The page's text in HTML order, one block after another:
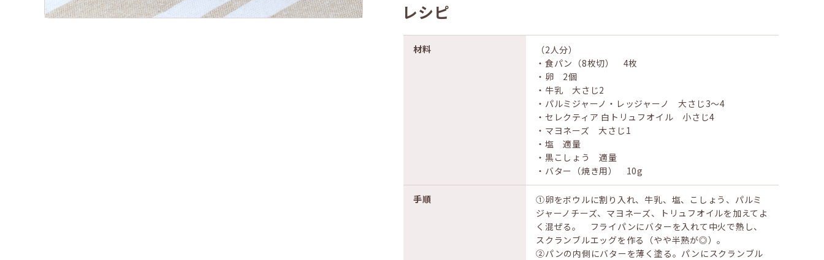
レシピ
材料
（2人分）
・食パン（8枚切） 4枚
・卵 2個
・牛乳 大さじ2
・パルミジャーノ・レッジャーノ 大さじ3～4
・セレクティア 白トリュフオイル 小さじ4
・マヨネーズ 大さじ1
・塩 適量
・黒こしょう 適量
・バター（焼き用） 10g
手順
①卵をボウルに割り入れ、牛乳、塩、こしょう、パルミ
ジャーノチーズ、マヨネーズ、トリュフオイルを加えてよ
く混ぜる。 フライパンにバターを入れて中火で熱し、
スクランブルエッグを作る（やや半熟が◎）。
②パンの内側にバターを薄く塗る。パンにスクランブル